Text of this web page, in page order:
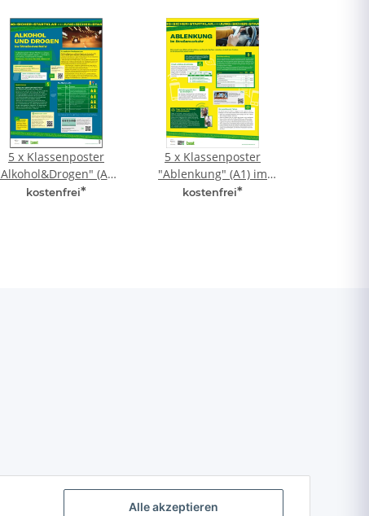
Alle akzeptieren
5 x Klassenposter
(A1)
im Karton
kostenfrei*
5 x Klassenposter
"Ablenkung" (A1) im
Karton
kostenfrei*